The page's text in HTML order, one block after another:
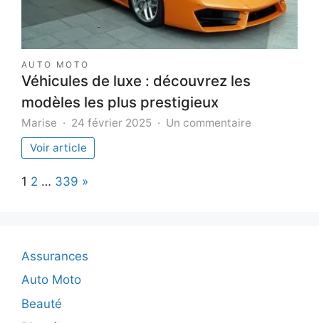
AUTO MOTO
Véhicules de luxe : découvrez les
modèles les plus prestigieux
Marise 24 février 2025 Un commentaire
Voir article
Page:
1 2 … 339 Next
»
Assurances
Auto Moto
Beauté